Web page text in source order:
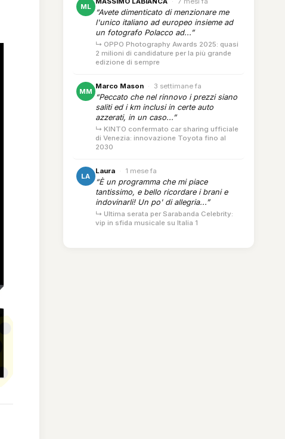
ML
“Avete dimenticato di menzionare me
l'unico italiano ad europeo insieme ad
un fotografo Polacco ad...”
↳ OPPO Photography Awards 2025: quasi
2 milioni di candidature per la più grande
edizione di sempre
MM
Marco Mason · 3 settimane fa
“Peccato che nel rinnovo i prezzi siano
saliti ed i km inclusi in certe auto
azzerati, in un caso...”
↳ KINTO confermato car sharing ufficiale
di Venezia: innovazione Toyota fino al
2030
LA
Laura · 1 mese fa
“È un programma che mi piace
tantissimo, e bello ricordare i brani e
indovinarli! Un po' di allegria...”
↳ Ultima serata per Sarabanda Celebrity:
vip in sfida musicale su Italia 1